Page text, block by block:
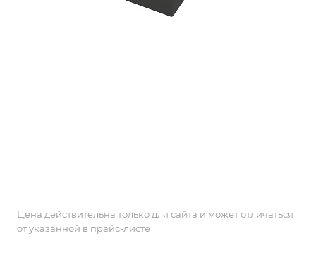
Цена действительна только для сайта и может отличаться
от указанной в прайс-листе